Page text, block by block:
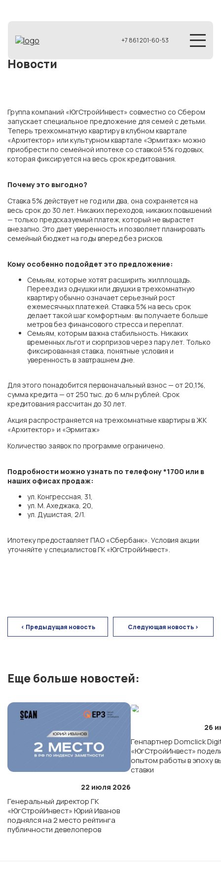
+7 861 201-60-53
Новости
Группа компаний «ЮгСтройИнвест» совместно со Сбером
запускает специальное предложение для семей с детьми.
Теперь трехкомнатную квартиру в клубном квартале
«Архитектор» или культурном квартале «Эрмитаж» можно
приобрести по семейной ипотеке со ставкой 5% годовых,
которая фиксируется на весь срок кредитования.
Почему это выгодно?
Ставка 5% действует не год или два, она сохраняется на
весь срок до 30 лет. Никаких переходов, никаких повышений
— только предсказуемый платеж, который не вырастет
внезапно. Это дает уверенность и позволяет планировать
семейный бюджет на годы вперед без рисков.
Кому особенно подойдет это предложение:
Семьям, которые хотят расширить жилплощадь.
Переезд из однушки или двушки в трехкомнатную
квартиру обычно означает серьезный рост
ежемесячных платежей. Ставка 5% на весь срок
делает такой шаг комфортным: вы получаете больше
метров без финансового стресса и переплат.
Семьям, которым важна стабильность. Никаких
временных льгот и сюрпризов через пару лет. Только
фиксированная ставка, понятные условия и
уверенность в завтрашнем дне.
Для этого понадобится первоначальный взнос — от 20,1%,
сумма кредита — от 250 тыс. до 6 млн рублей. Срок
кредитования рассчитан до 30 лет.
Акция распространяется на трехкомнатные квартиры в ЖК
«Архитектор» и «Эрмитаж»
Количество заявок по программе ограничено.
Подробности можно узнать по телефону *1700 или в
наших офисах продаж:
ул. Конгрессная, 31,
ул. М. Ахеджака, 20,
ул. Душистая, 2/1.
Ипотеку предоставляет ПАО «Сбербанк». Условия акции
уточняйте у специалистов ГК «ЮгСтройИнвест».
< Предыдущая новость Следующая новость >
Еще больше новостей:
22 июля 2026
Генеральный директор ГК
«ЮгСтройИнвест» Юрий Иванов
поднялся на 2 место рейтинга
публичности девелоперов
26
Генпартнер Domclick
«ЮгСтройИнвест»
опытом работы в эпоху
ставки
г. Ростов-на-Дону
ЖК «Персона»
ЖК «Полет»
ЖК «Основа»